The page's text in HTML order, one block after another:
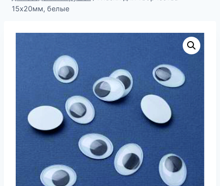
15х20мм, белые